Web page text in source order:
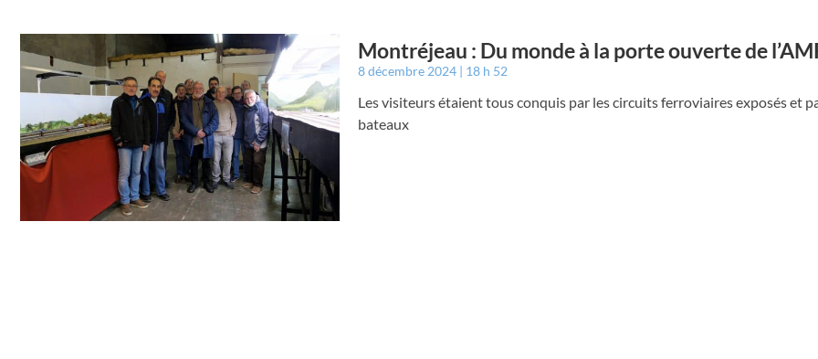
Montréjeau : Du monde à la porte ouverte de
8 décembre 2024 18 h 52
Les visiteurs étaient tous conquis par les circuits ferroviaires exposés et
bateaux